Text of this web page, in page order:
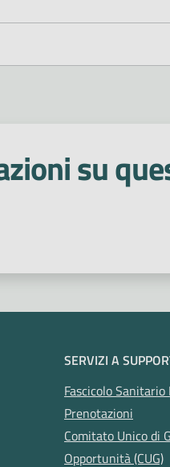
su
SERVIZI A
Fascicolo
Prenotazioni
Comitato Unico di
Opportunità (CUG)